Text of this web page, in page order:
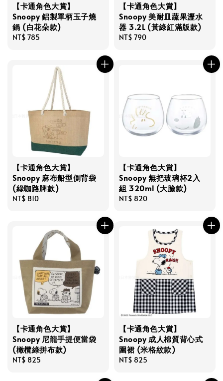
【卡通角色大賞】
Snoopy 鋁製單柄玉子燒
鍋 (白花朵款)
Regular
NT$ 785
【卡通角色大賞】
Snoopy 美耐皿蔬果瀝水
器 3.2L (黃綠紅滿版款)
Regular
NT$ 790
【卡通角色大賞】
Snoopy 麻布船型側背袋
(綠咖路牌款)
Regular
NT$ 810
【卡通角色大賞】
Snoopy 無把玻璃杯2入
組 320ml (大臉款)
Regular
NT$ 820
【卡通角色大賞】
Snoopy 尼龍手提便當袋
(橄欖綠拼布款)
Regular
NT$ 825
【卡通角色大賞】
Snoopy 成人棉質背心式
圍裙 (米格紋款)
Regular
NT$ 825